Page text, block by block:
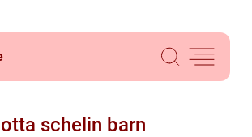
lotta schelin barn